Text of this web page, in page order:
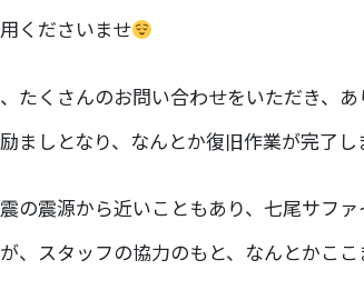
くださいませ
たくさんのお問い合わせをいただき、あ
ましとなり、なんとか復旧作業が完了し
の震源から近いこともあり、七尾サフ
、スタッフの協力のもと、なんとかこ